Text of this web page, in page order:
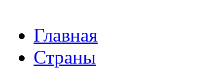
Главная
Страны